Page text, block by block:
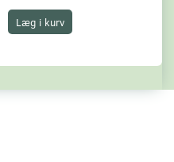
Læg i kurv